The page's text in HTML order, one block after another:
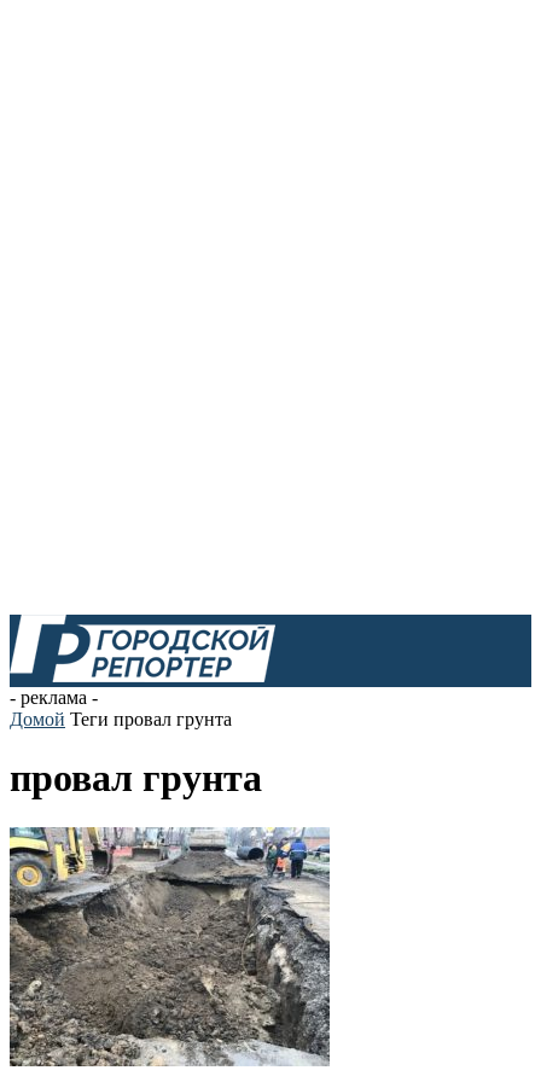
- реклама -
Домой Теги провал грунта
провал грунта